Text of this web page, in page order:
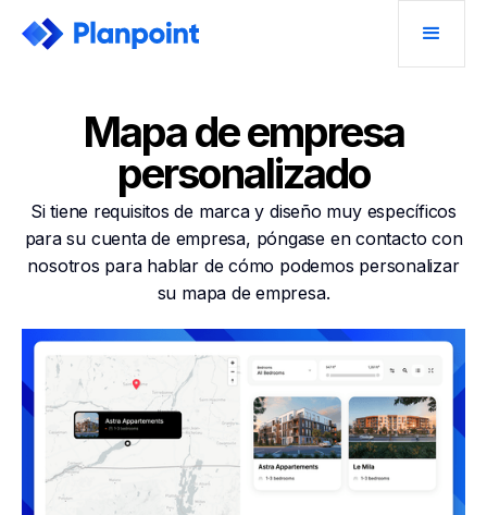
Mapa de empresa
personalizado
Si tiene requisitos de marca y diseño muy específicos
para su cuenta de empresa, póngase en contacto con
nosotros para hablar de cómo podemos personalizar
su mapa de empresa.